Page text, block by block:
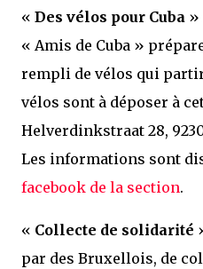
« Des vélos pour Cuba »
« Amis de Cuba »
rempli de vélos qui
vélos sont à déposer à
Helverdinkstraat 28,
Les informations sont
facebook de la section.
« Collecte de solidarité
par des Bruxellois, de